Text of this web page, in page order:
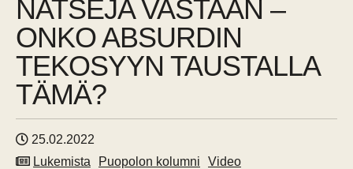
NATSEJA VASTAAN –
ONKO ABSURDIN
TEKOSYYN TAUSTALLA
TÄMÄ?
25.02.2022
Lukemista
Puopolon kolumni Video